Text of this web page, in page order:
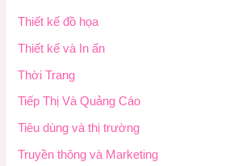
Thiết kế đồ họa
Thiết kế và In ấn
Thời Trang
Tiếp Thị Và Quảng Cáo
Tiêu dùng và thị trường
Truyền thông và Marketing